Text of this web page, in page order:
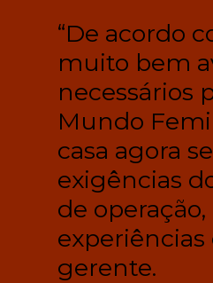
“De acordo
muito bem
necessários
Mundo
casa agora
exigências
de
experiências
gerente.